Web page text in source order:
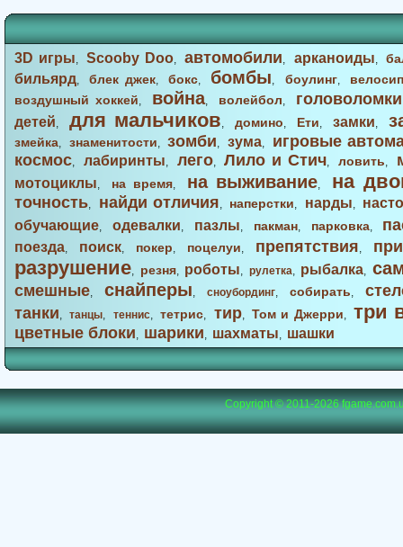
3D игры,Scooby Doo,автомобили, арканоиды,
бильярд,блек джек,бокс, бомбы, боулинг,
воздушный хоккей, война, волейбол, головоломки
детей, для мальчиков, домино, Ети, замки,
змейка, знаменитости,зомби, зума,
игровые
космос, лабиринты, лего,Лило и Стич,ловить,
мотоциклы, на время, на выживание, на
точность, найди отличия, наперстки, нарды,
обучающие, одевалки, пазлы, пакман, парковка,
поезда, поиск, покер, поцелуи, препятствия,
разрушение, резня, роботы, рулетка, рыбалка,
смешные, снайперы, сноубординг, собирать,
танки,танцы, теннис,тетрис, тир,Том и Джерри, три
цветные блоки, шарики, шахматы, шашки
Copyright © 2011-2026